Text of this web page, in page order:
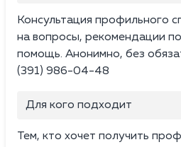
Консультация профильного
на вопросы, рекомендации
помощь. Анонимно, без
(391) 986-04-48
Для кого подходит
Тем, кто хочет получить